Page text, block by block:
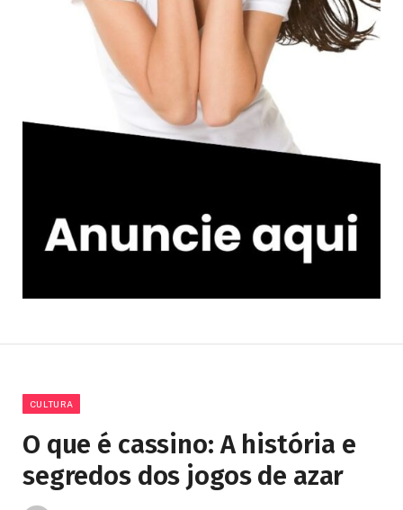
CULTURA
O que é cassino: A história e
segredos dos jogos de azar